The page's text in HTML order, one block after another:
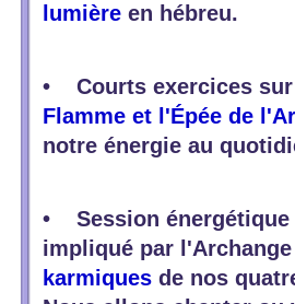
lumière en hébreu.
• Courts exercices
Flamme et l'Épée de
notre énergie au
• Session énergétique
impliqué par
karmiques de nos